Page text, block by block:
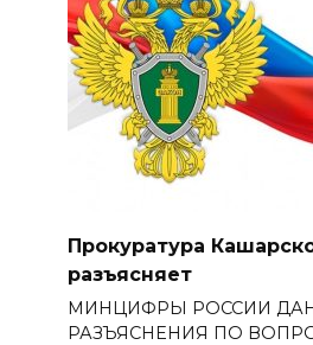
Прокуратура
разъясняет
МИНЦИФРЫ РОССИИ
РАЗЪЯСНЕНИЯ ПО